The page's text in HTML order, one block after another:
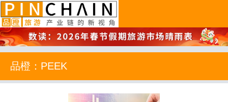
品橙旅游
品橙：PEEK